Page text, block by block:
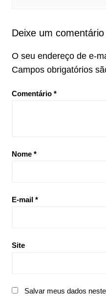
Deixe um comentário
O seu endereço de e-
Campos obrigatórios
Comentário *
Nome *
E-mail *
Site
Salvar meus dados